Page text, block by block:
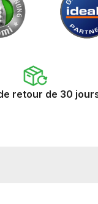
retour de 30